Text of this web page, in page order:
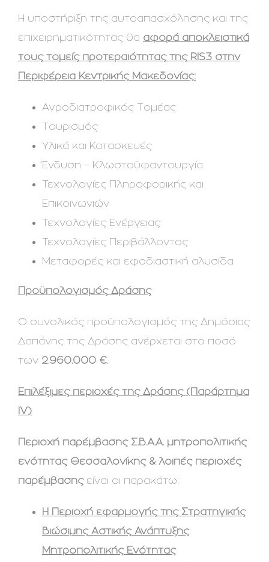
Η υποστήριξη της αυτοαπασχόλησης και της
επιχειρηματικότητας θα αφορά αποκλειστικά
τους τομείς προτεραιότητας της RIS3 στην
Περιφέρεια Κεντρικής Μακεδονίας:
Αγροδιατροφικός Τομέας
Τουρισμός
Υλικά και Κατασκευές
Ένδυση – Κλωστοϋφαντουργία
Τεχνολογίες Πληροφορικής και
Επικοινωνιών
Τεχνολογίες Ενέργειας
Τεχνολογίες Περιβάλλοντος
Μεταφορές και εφοδιαστική αλυσίδα
Προϋπολογισμός Δράσης
Ο συνολικός προϋπολογισμός της Δημόσιας
Δαπάνης της Δράσης ανέρχεται στο ποσό
των 2.960.000 €.
Επιλέξιμες περιοχές της Δράσης (Παράρτημα
IV)
Περιοχή παρέμβασης Σ.Β.Α.Α. μητροπολιτικής
ενότητας Θεσσαλονίκης & λοιπές περιοχές
παρέμβασης είναι οι παρακάτω:
Η Περιοχή εφαρμογής της Στρατηγικής
Βιώσιμης Αστικής Ανάπτυξης
Μητροπολιτικής Ενότητας